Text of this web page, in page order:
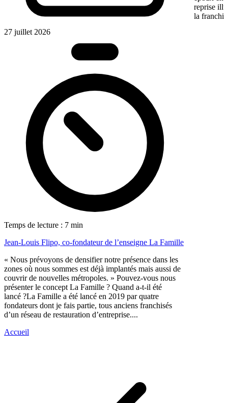
27 juillet 2026
Temps de lecture : 7 min
Jean-Louis Flipo, co-fondateur de l’enseigne La Famille
« Nous prévoyons de densifier notre présence dans les
zones où nous sommes est déjà implantés mais aussi de
couvrir de nouvelles métropoles. » Pouvez-vous nous
présenter le concept La Famille ? Quand a-t-il été
lancé ?La Famille a été lancé en 2019 par quatre
fondateurs dont je fais partie, tous anciens franchisés
d’un réseau de restauration d’entreprise....
reprise
la
Accueil